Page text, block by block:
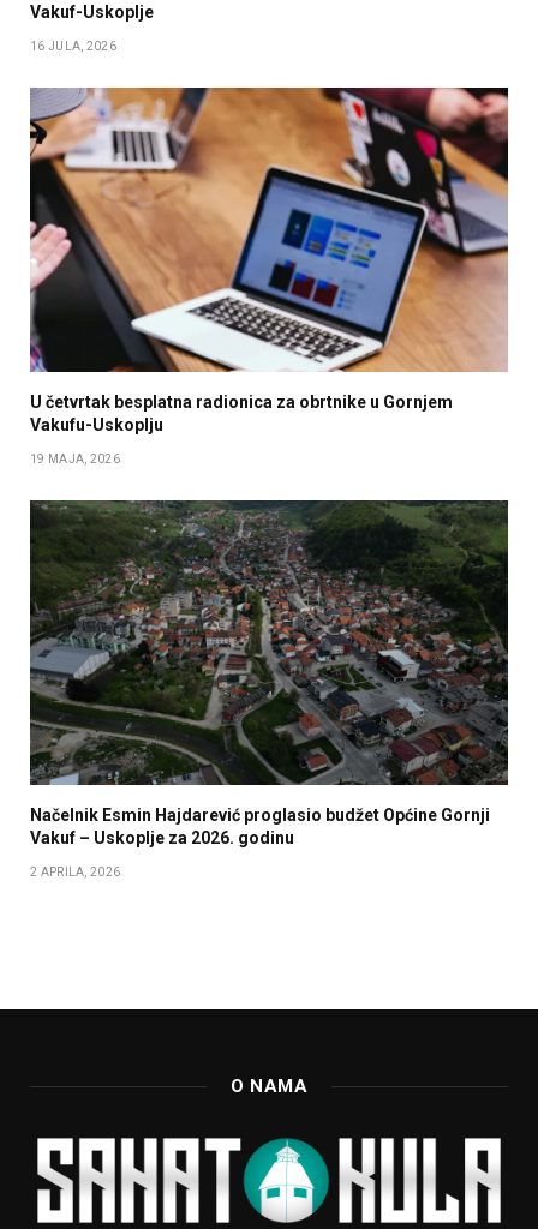
Vakuf-Uskoplje
16 JULA, 2026
U četvrtak besplatna radionica za obrtnike u Gornjem
Vakufu-Uskoplju
19 MAJA, 2026
Načelnik Esmin Hajdarević proglasio budžet Općine Gornji
Vakuf – Uskoplje za 2026. godinu
2 APRILA, 2026
O NAMA